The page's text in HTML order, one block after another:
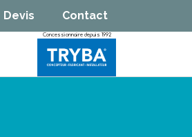
Devis Contact
Concessionnaire depuis 1992